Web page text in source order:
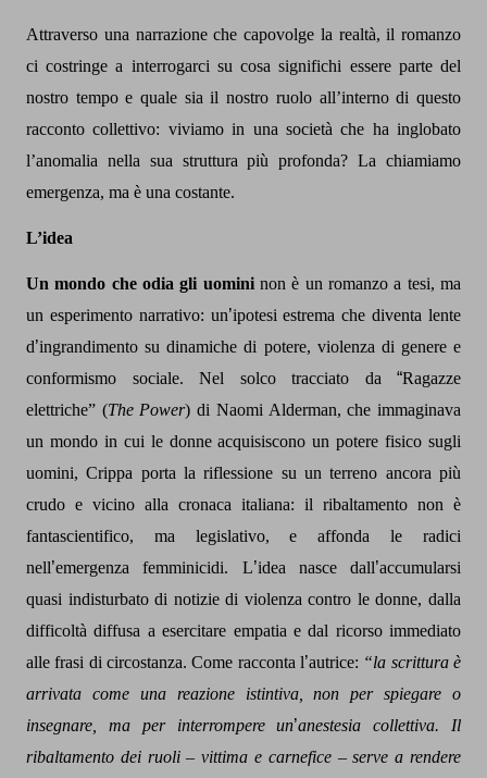
Attraverso una narrazione che capovolge la realtà, il romanzo
ci costringe a interrogarci su cosa significhi essere parte del
nostro tempo e quale sia il nostro ruolo all’interno di questo
racconto collettivo: viviamo in una società che ha inglobato
l’anomalia nella sua struttura più profonda? La chiamiamo
emergenza, ma è una costante.
L’idea
Un mondo che odia gli uomini non è un romanzo a tesi, ma
un esperimento narrativo: un’ipotesi estrema che diventa lente
d’ingrandimento su dinamiche di potere, violenza di genere e
conformismo sociale. Nel solco tracciato da “Ragazze
elettriche” (The Power) di Naomi Alderman, che immaginava
un mondo in cui le donne acquisiscono un potere fisico sugli
uomini, Crippa porta la riflessione su un terreno ancora più
crudo e vicino alla cronaca italiana: il ribaltamento non è
fantascientifico, ma legislativo, e affonda le radici
nell’emergenza femminicidi. L’idea nasce dall’accumularsi
quasi indisturbato di notizie di violenza contro le donne, dalla
difficoltà diffusa a esercitare empatia e dal ricorso immediato
alle frasi di circostanza. Come racconta l’autrice: “la scrittura è
arrivata come una reazione istintiva, non per spiegare o
insegnare, ma per interrompere un’anestesia collettiva. Il
ribaltamento dei ruoli – vittima e carnefice – serve a rendere